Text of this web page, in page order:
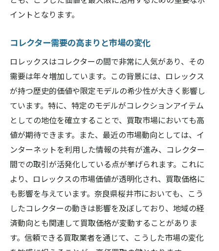
イントとなります。
コレクター需要の高まりと市場の変化
ロレックスはコレクターの間で非常に人気があり、その
需要は年々増加しています。この背景には、ロレックス
が持つ歴史的価値や限定モデルの希少性が大きく影響し
ています。特に、特定のモデルがコレクションアイテム
としての地位を確立することで、買取市場においても高
値が期待できます。また、最近の市場動向としては、イ
ンターネットを利用した情報の共有が進み、コレクター
間での取引が活発化している点が挙げられます。これに
より、ロレックスの市場価値が透明化され、買取価格に
も影響を与えています。奈良県桜井市においても、こう
したコレクターの動きは影響を及ぼしており、地域の経
済動向とも関連して買取価格が変動することがありま
す。信頼できる買取業者を通じて、こうした市場の変化